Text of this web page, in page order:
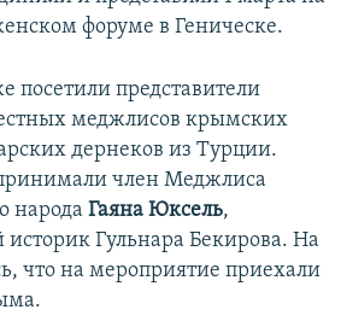
форуме в Геническе.
посетили представители
меджлисов крымских
дернеков из Турции.
член Меджлиса
народа Гаяна Юксель,
Гульнара Бекирова. На
что на мероприятие приехали